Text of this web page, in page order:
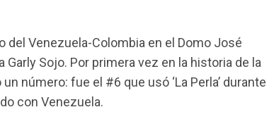
del Venezuela-Colombia en el Domo José
Garly Sojo. Por primera vez en la historia de la
número: fue el #6 que usó ‘La Perla’ durante
con Venezuela.